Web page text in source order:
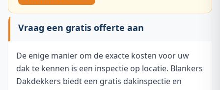
Vraag een gratis offerte aan
De enige manier om de exacte kosten voor uw
dak te kennen is een inspectie op locatie. Blankers
Dakdekkers biedt een gratis dakinspectie en